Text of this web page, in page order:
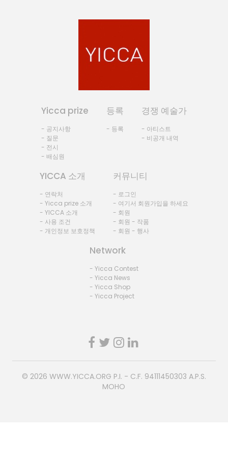
Yicca prize
- 공지사항
- 질문
- 전시
- 배심원
등록
- 등록
경쟁 예술가
- 아티스트
- 비공개 내역
YICCA 소개
- 연락처
- Yicca prize 소개
- YICCA 소개
- 사용 조건
- 개인정보 보호정책
커뮤니티
- 로그인
- 여기서 회원가입을 하세요
- 회원
- 회원 - 작품
- 회원 - 행사
Network
- Yicca Contest
- Yicca News
- Yicca Shop
- Yicca Project
© 2026 WWW.YICCA.ORG P.I. - C.F. 94111450303 A.P.S.
MOHO